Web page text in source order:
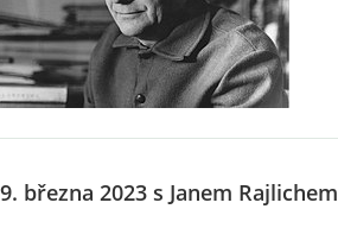
března 2023 s Janem Rajlichem